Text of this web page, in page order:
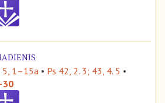
5, 1–15a • Ps 42, 2. 3; 43, 4. 5 •